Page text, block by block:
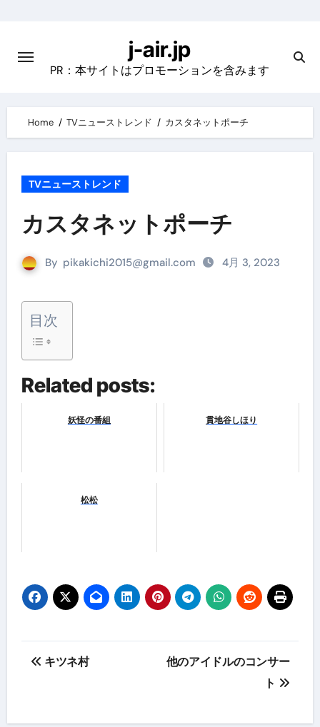
content
j-air.jp
PR：本サイトはプロモーションを含みます
Home TVニューストレンド カスタネットポーチ
TVニューストレンド
カスタネットポーチ
By pikakichi2015@gmail.com 4月 3, 2023
目次
Related posts:
妖怪の番組 貫地谷しほり
松松
投 キツネ村
他のアイドルのコンサー
ト